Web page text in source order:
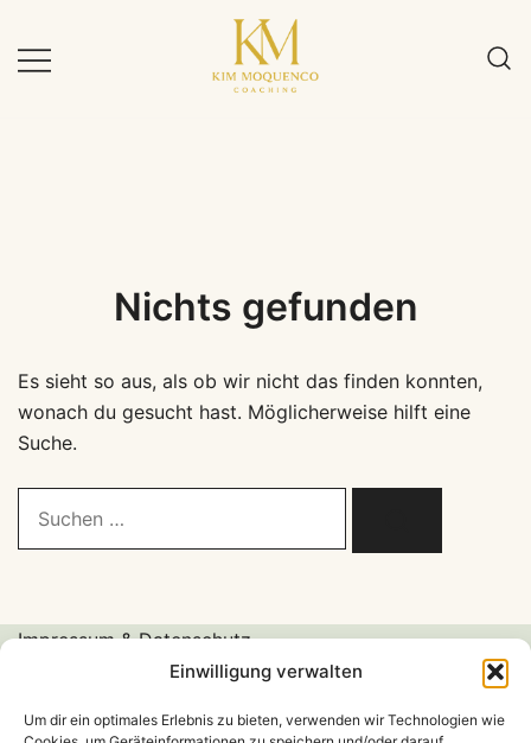
Einwilligung verwalten
Um dir ein optimales Erlebnis zu bieten, verwenden wir Technologien wie
Inhalt
springen
Nichts gefunden
Es sieht so aus, als ob wir nicht das finden konnten,
wonach du gesucht hast. Möglicherweise hilft eine
Suche.
Impressum & Datenschutz